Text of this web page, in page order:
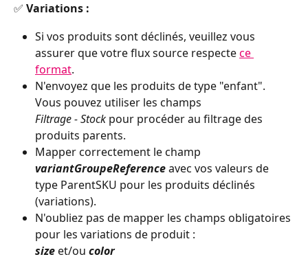
✅ Variations :
Si vos produits sont déclinés, veuillez vous
assurer que votre flux source respecte ce
format.
N'envoyez que les produits de type "enfant".
Vous pouvez utiliser les champs
Filtrage - Stock pour procéder au filtrage des
produits parents.
Mapper correctement le champ
variantGroupeReference avec vos valeurs de
type ParentSKU pour les produits déclinés
(variations).
N'oubliez pas de mapper les champs obligatoires
pour les variations de produit :
size et/ou color